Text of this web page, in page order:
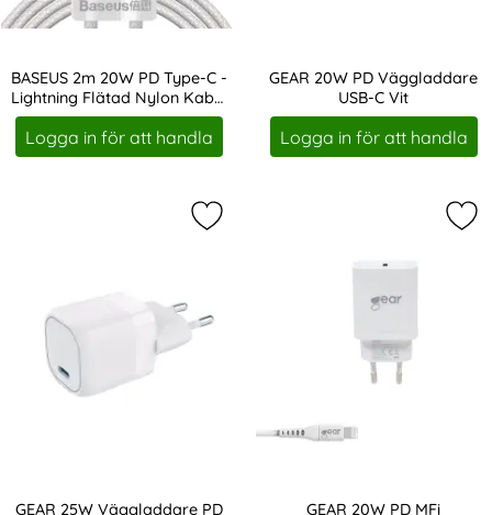
BASEUS 2m 20W PD Type-C -
Lightning Flätad Nylon Kabel
- Vit
Art. nr 17163
Logga in för att handla
GEAR 20W PD Väggladdare
USB-C Vit
Art. nr 207757
Logga in för att handla
GEAR 25W Väggladdare PD
Markera gEAR 25W Väggladdare
GEAR 20W PD MFi